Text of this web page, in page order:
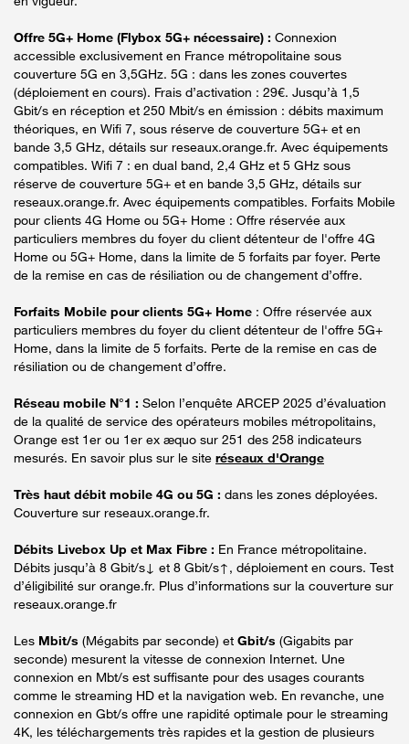
Offre 5G+ Home (Flybox 5G+ nécessaire) : Connexion
accessible exclusivement en France métropolitaine sous
couverture 5G en 3,5GHz. 5G : dans les zones couvertes
(déploiement en cours). Frais d’activation : 29€. Jusqu’à 1,5
Gbit/s en réception et 250 Mbit/s en émission : débits maximum
théoriques, en Wifi 7, sous réserve de couverture 5G+ et en
bande 3,5 GHz, détails sur reseaux.orange.fr. Avec équipements
compatibles. Wifi 7 : en dual band, 2,4 GHz et 5 GHz sous
réserve de couverture 5G+ et en bande 3,5 GHz, détails sur
reseaux.orange.fr. Avec équipements compatibles. Forfaits Mobile
pour clients 4G Home ou 5G+ Home : Offre réservée aux
particuliers membres du foyer du client détenteur de l'offre 4G
Home ou 5G+ Home, dans la limite de 5 forfaits par foyer. Perte
de la remise en cas de résiliation ou de changement d’offre.
Forfaits Mobile pour clients 5G+ Home : Offre réservée aux
particuliers membres du foyer du client détenteur de l'offre 5G+
Home, dans la limite de 5 forfaits. Perte de la remise en cas de
résiliation ou de changement d’offre.
Réseau mobile N°1 : Selon l’enquête ARCEP 2025 d’évaluation
de la qualité de service des opérateurs mobiles métropolitains,
Orange est 1er ou 1er ex æquo sur 251 des 258 indicateurs
mesurés. En savoir plus sur le site réseaux d'Orange
Très haut débit mobile 4G ou 5G : dans les zones déployées.
Couverture sur reseaux.orange.fr.
Débits Livebox Up et Max Fibre : En France métropolitaine.
Débits jusqu’à 8 Gbit/s↓ et 8 Gbit/s↑, déploiement en cours. Test
d’éligibilité sur orange.fr. Plus d’informations sur la couverture sur
reseaux.orange.fr
Les Mbit/s (Mégabits par seconde) et Gbit/s (Gigabits par
seconde) mesurent la vitesse de connexion Internet. Une
connexion en Mbt/s est suffisante pour des usages courants
comme le streaming HD et la navigation web. En revanche, une
connexion en Gbt/s offre une rapidité optimale pour le streaming
4K, les téléchargements très rapides et la gestion de plusieurs